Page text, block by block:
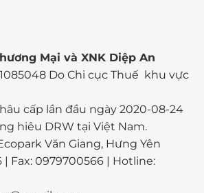
Mại và XNK Diệp An
Do Chi cục Thuế khu vực
cấp lần đầu ngày 2020-08-24
hiêu DRW tại Việt Nam.
Văn Giang, Hưng Yên
| Fax: 0979700566 | Hotline: